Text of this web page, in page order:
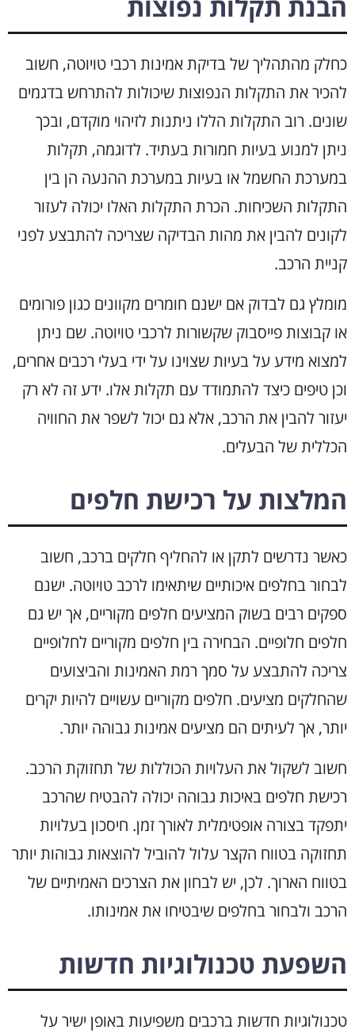
כחלק מהתהליך של בדיקת אמינות רכבי טויוטה, חשוב
להכיר את התקלות הנפוצות שיכולות להתרחש בדגמים
שונים. רוב התקלות הללו ניתנות לזיהוי מוקדם, ובכך
ניתן למנוע בעיות חמורות בעתיד. לדוגמה, תקלות
במערכת החשמל או בעיות במערכת ההנעה הן בין
התקלות השכיחות. הכרת התקלות האלו יכולה לעזור
לקונים להבין את מהות הבדיקה שצריכה להתבצע לפני
קניית הרכב.
מומלץ גם לבדוק אם ישנם חומרים מקוונים כגון פורומים
או קבוצות פייסבוק שקשורות לרכבי טויוטה. שם ניתן
למצוא מידע על בעיות שצוינו על ידי בעלי רכבים אחרים,
וכן טיפים כיצד להתמודד עם תקלות אלו. ידע זה לא רק
יעזור להבין את הרכב, אלא גם יכול לשפר את החוויה
הכללית של הבעלים.
המלצות על רכישת חלפים
כאשר נדרשים לתקן או להחליף חלקים ברכב, חשוב
לבחור בחלפים איכותיים שיתאימו לרכב טויוטה. ישנם
ספקים רבים בשוק המציעים חלפים מקוריים, אך יש גם
חלפים חלופיים. הבחירה בין חלפים מקוריים לחלופיים
צריכה להתבצע על סמך רמת האמינות והביצועים
שהחלקים מציעים. חלפים מקוריים עשויים להיות יקרים
יותר, אך לעיתים הם מציעים אמינות גבוהה יותר.
חשוב לשקול את העלויות הכוללות של תחזוקת הרכב.
רכישת חלפים באיכות גבוהה יכולה להבטיח שהרכב
יתפקד בצורה אופטימלית לאורך זמן. חיסכון בעלויות
תחזוקה בטווח הקצר עלול להוביל להוצאות גבוהות יותר
בטווח הארוך. לכן, יש לבחון את הצרכים האמיתיים של
הרכב ולבחור בחלפים שיבטיחו את אמינותו.
השפעת טכנולוגיות חדשות
טכנולוגיות חדשות ברכבים משפיעות באופן ישיר על